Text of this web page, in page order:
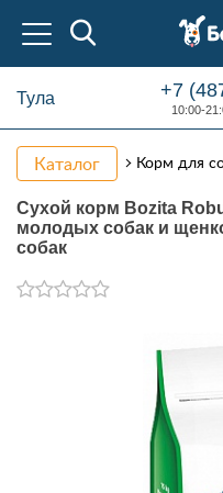
Тула +7
10:00-
Каталог Корм для
Сухой корм Bozita
молодых собак и
собак